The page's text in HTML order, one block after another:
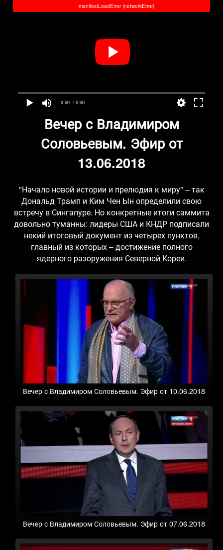
0:00 / 0:00
manifestLoadError (networkError)
Вечер с Владимиром
Соловьевым. Эфир от
13.06.2018
"Начало новой истории и прелюдия к миру" – так
Дональд Трамп и Ким Чен Ын определили свою
встречу в Сингапуре. Но конкретные итоги саммита
довольно туманны: лидеры США и КНДР подписали
некий итоговый документ из четырех пунктов,
главный из которых – достижение полного
ядерного разоружения Северной Кореи.
Вечер с Владимиром Соловьевым. Эфир от 10.06.2018
Вечер с Владимиром Соловьевым. Эфир от 07.06.2018